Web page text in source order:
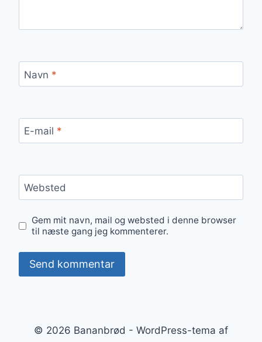
Navn *
E-mail *
Websted
Gem mit navn, mail og websted i denne browser
til næste gang jeg kommenterer.
© 2026 Bananbrød - WordPress-tema af